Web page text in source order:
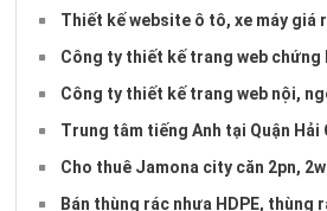
Thiết kế website ô tô, xe máy giá
Công ty thiết kế trang web chứng
Công ty thiết kế trang web nội,
Trung tâm tiếng Anh tại Quận Hải
Cho thuê Jamona city căn 2pn,
Bán thùng rác nhựa HDPE, thùng